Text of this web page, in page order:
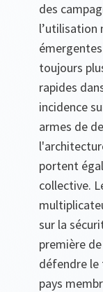
des
l’utilisation
toujours
rapides
incidence
armes de
portent
collective.
sur la
première
défendre
pays